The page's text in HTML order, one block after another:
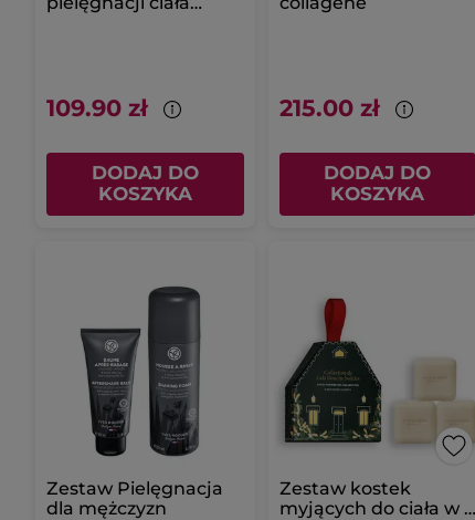
109.90 zł
DODAJ DO
KOSZYKA
215.00 zł
DODAJ DO
KOSZYKA
Zestaw Pielęgnacja
dla mężczyzn
Zestaw kostek
myjących do ciała w 3